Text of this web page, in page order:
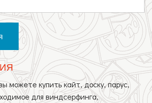
можете купить кайт, доску, парус,
для виндсерфинга,